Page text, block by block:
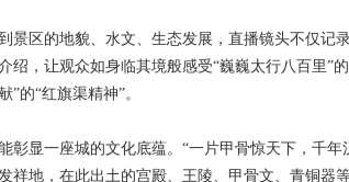
区的地貌、水文、生态发展，直播镜头不仅记
绍，让观众如身临其境般感受“巍巍太行八百里”
的“红旗渠精神”。
显一座城的文化底蕴。“一片甲骨惊天下，千年
祥地，在此出土的宫殿、王陵、甲骨文、青铜器